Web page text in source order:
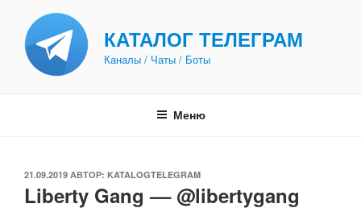
содержимому
КАТАЛОГ ТЕЛЕГРАМ
Каналы / Чаты / Боты
Меню
ОПУБЛИКОВАНО
21.09.2019 АВТОР: KATALOGTELEGRAM
Liberty Gang –– @libertygang